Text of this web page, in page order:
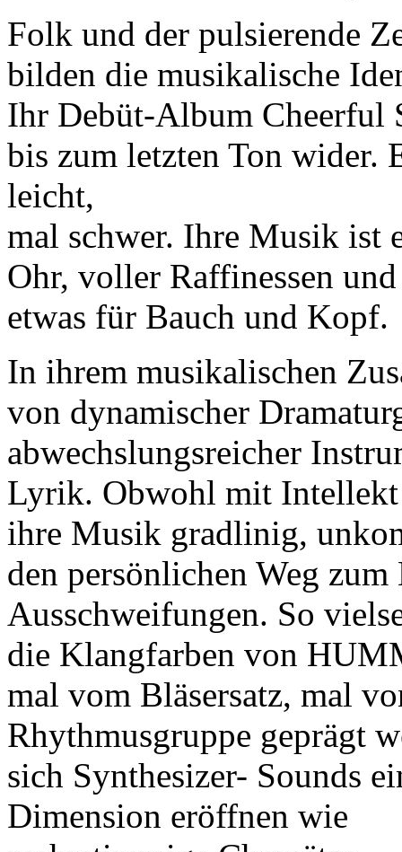
Folk und der pulsierende
bilden die musikalische
Ihr Debüt-Album Cheerful
bis zum letzten Ton wider.
leicht,
mal schwer. Ihre Musik ist
Ohr, voller Raffinessen
etwas für Bauch und Kopf.
In ihrem musikalischen
von dynamischer
abwechslungsreicher
Lyrik. Obwohl mit
ihre Musik gradlinig,
den persönlichen Weg
Ausschweifungen. So
die Klangfarben von
mal vom Bläsersatz, mal
Rhythmusgruppe geprägt
sich Synthesizer- Sounds
Dimension eröffnen wie